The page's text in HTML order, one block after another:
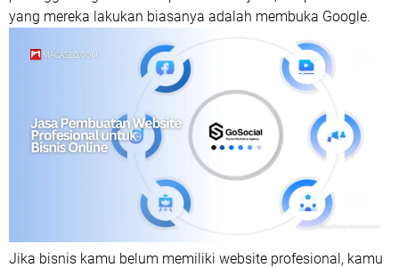
yang mereka lakukan biasanya adalah membuka Google.
Jika bisnis kamu belum memiliki website profesional, kamu